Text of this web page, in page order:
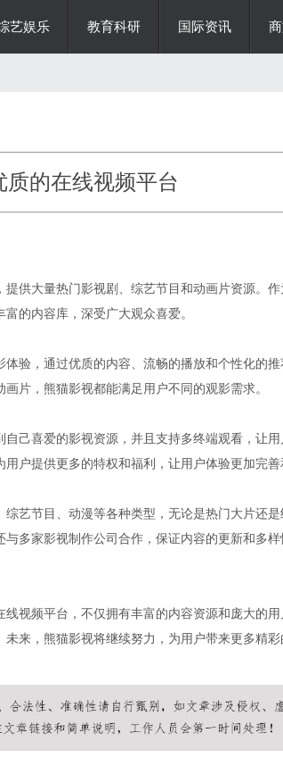
艺娱乐 教育科研 国际资讯
的在线视频平台
供大量热门影视剧、综艺节目和动画片资源。
的内容库，深受广大观众喜爱。
验，通过优质的内容、流畅的播放和个性化的
片，熊猫影视都能满足用户不同的观影需求。
己喜爱的影视资源，并且支持多终端观看，让用
户提供更多的特权和福利，让用户体验更加完善
艺节目、动漫等各种类型，无论是热门大片还
与多家影视制作公司合作，保证内容的更新和多
视频平台，不仅拥有丰富的内容资源和庞大的
来，熊猫影视将继续努力，为用户带来更多精